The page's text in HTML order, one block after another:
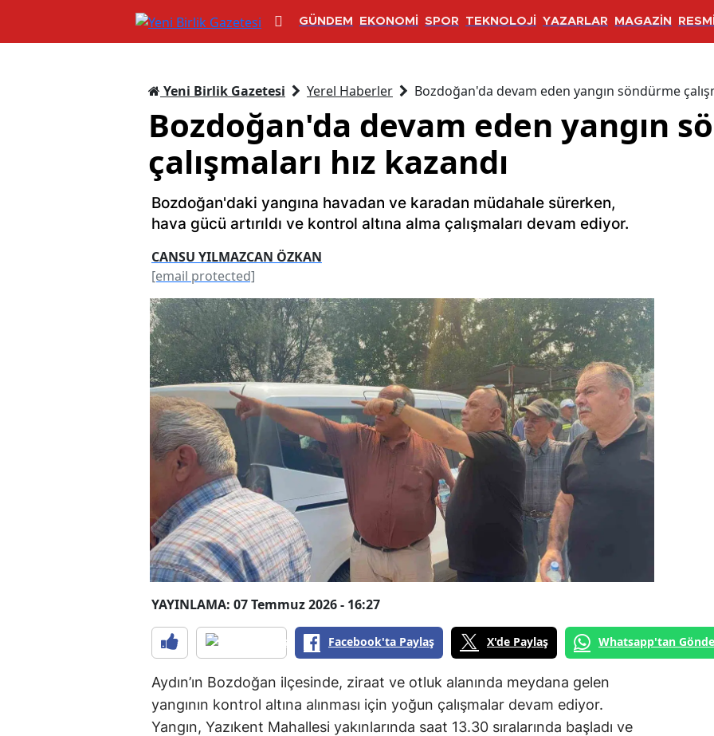
GÜNDEM EKONOMİ SPOR TEKNOLOJİ YAZARLAR MAGAZİN
Yeni Birlik Gazetesi Yerel Haberler Bozdoğan'da devam eden yangın söndürme
Bozdoğan'da devam eden yangın
çalışmaları hız kazandı
Bozdoğan'daki yangına havadan ve karadan müdahale sürerken,
hava gücü artırıldı ve kontrol altına alma çalışmaları devam ediyor.
CANSU YILMAZCAN ÖZKAN
[email protected]
YAYINLAMA: 07 Temmuz 2026 - 16:27
Facebook'ta Paylaş X'de Paylaş Whatsapp'tan
Aydın’ın Bozdoğan ilçesinde, ziraat ve otluk alanında meydana gelen
yangının kontrol altına alınması için yoğun çalışmalar devam ediyor.
Yangın, Yazıkent Mahallesi yakınlarında saat 13.30 sıralarında başladı ve